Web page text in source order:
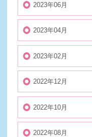
2023年06月
2023年04月
2023年02月
2022年12月
2022年10月
2022年08月